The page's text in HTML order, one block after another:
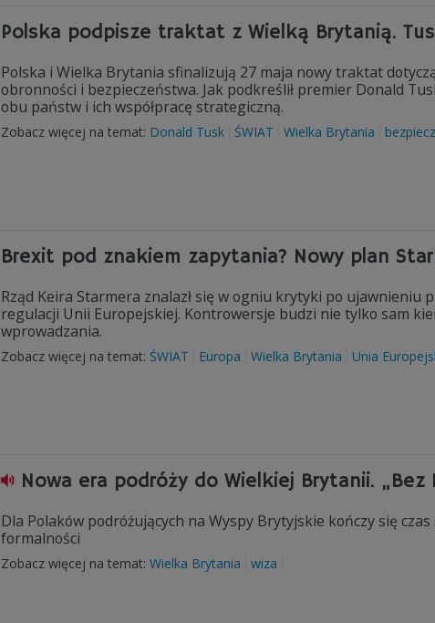
Polska podpisze traktat z Wielką Brytanią.
Polska i Wielka Brytania sfinalizują 27 maja nowy traktat
obronności i bezpieczeństwa. Jak podkreślił premier Donald
obu państw i ich współpracę strategiczną.
Zobacz więcej na temat: Donald Tusk ŚWIAT Wielka Brytania
Brexit pod znakiem zapytania? Nowy plan
Rząd Keira Starmera znalazł się w ogniu krytyki po ujawnieniu
regulacji Unii Europejskiej. Kontrowersje budzi nie tylko sam
wprowadzania.
Zobacz więcej na temat: ŚWIAT Europa Wielka Brytania Unia
Nowa era podróży do Wielkiej Brytanii. „Bez
Dla Polaków podróżujących na Wyspy Brytyjskie kończy się
formalności
Zobacz więcej na temat: Wielka Brytania wiza